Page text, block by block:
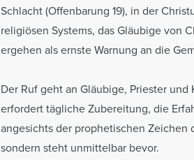
Schlacht (Offenbarung 19), in der
religiösen Systems, das Gläubige von
ergehen als ernste Warnung an die
Der Ruf geht an Gläubige, Priester
erfordert tägliche Zubereitung, die
angesichts der prophetischen Zeichen
sondern steht unmittelbar bevor.